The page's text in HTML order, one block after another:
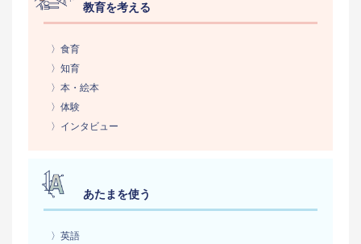
教育を考える
〉食育
〉知育
〉本・絵本
〉体験
〉インタビュー
あたまを使う
〉英語